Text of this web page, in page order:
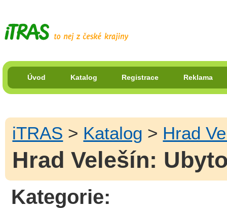
Úvod Katalog Registrace Reklama
iTRAS > Katalog > Hrad
Hrad Velešín:
Kategorie: